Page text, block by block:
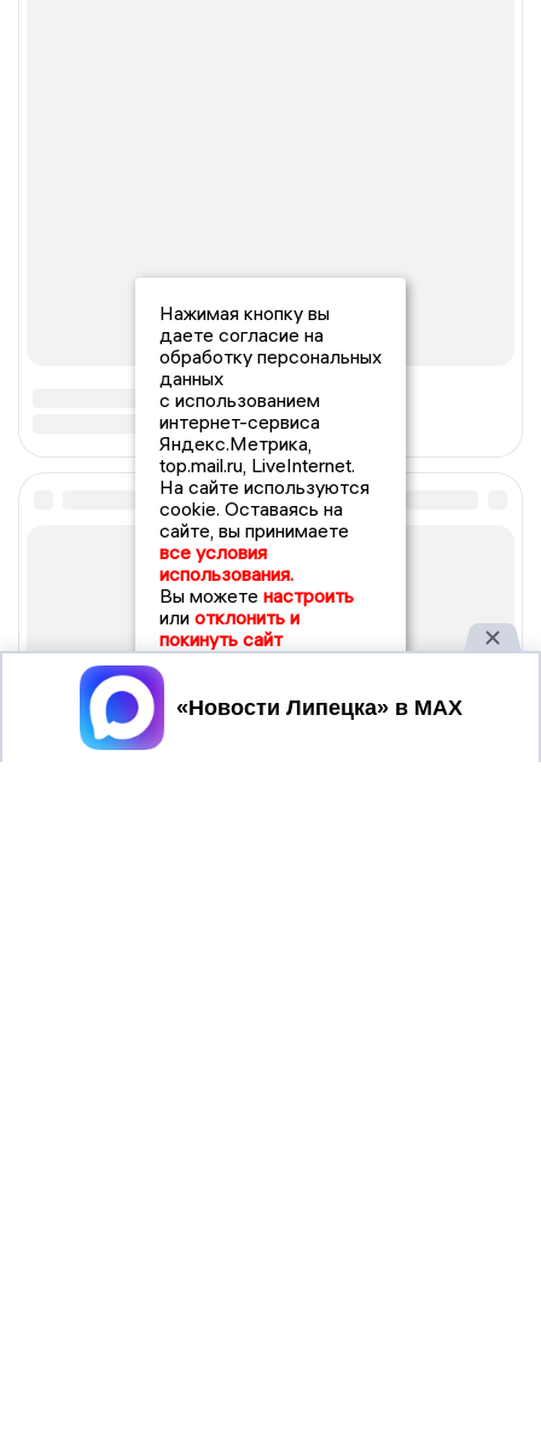
Нажимая кнопку вы
даете согласие на
обработку персональных
данных
с использованием
интернет-сервиса
Яндекс.Метрика,
top.mail.ru, LiveInternet.
На сайте используются
cookie. Оставаясь на
сайте, вы принимаете
все условия
использования.
Вы можете настроить
или отклонить и
покинуть сайт
Принять